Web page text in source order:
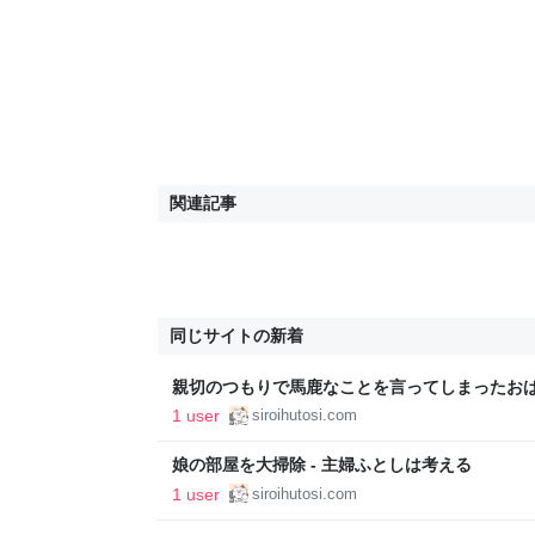
関連記事
同じサイトの新着
親切のつもりで馬鹿なことを言ってしまったお
える
1 user siroihutosi.com
娘の部屋を大掃除 - 主婦ふとしは考える
1 user
siroihutosi.com